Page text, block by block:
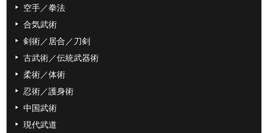
空手／拳法
合気武術
剣術／居合／刀剣
古武術／伝統武器術
柔術／体術
忍術／護身術
中国武術
現代武道